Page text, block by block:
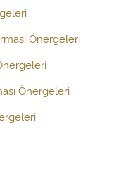
Önergeleri
Önergeleri